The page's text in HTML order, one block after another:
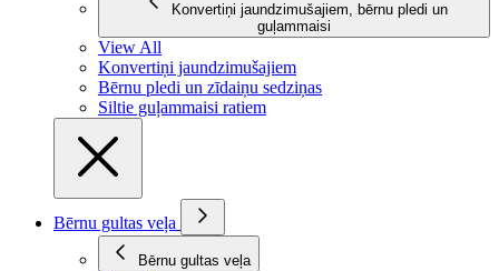
Konvertiņi jaundzimušajiem, bērnu pledi un
guļammaisi
View All
Konvertiņi jaundzimušajiem
Bērnu pledi un zīdaiņu sedziņas
Siltie guļammaisi ratiem
Bērnu gultas veļa
Bērnu gultas veļa